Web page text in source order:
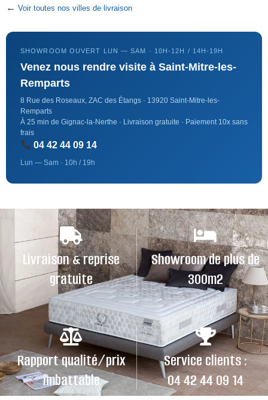
← Voir toutes nos villes de livraison
SHOWROOM OUVERT LUN — SAM · 10H-12H / 14H-19H
Venez nous rendre visite à Saint-Mitre-les-
Remparts
8 Rue des Roseaux, ZAC des Étangs · 13920 Saint-Mitre-les-
Remparts
À 25 min de Gignac-la-Nerthe · Livraison gratuite · Paiement 10x sans
frais
04 42 44 09 14
Lun — Sam · 10h / 19h
Livraison & reprise
gratuite
Showroom de plus de
300m2
Rapport qualité/prix
imbattable
Service clients :
04 42 44 09 14